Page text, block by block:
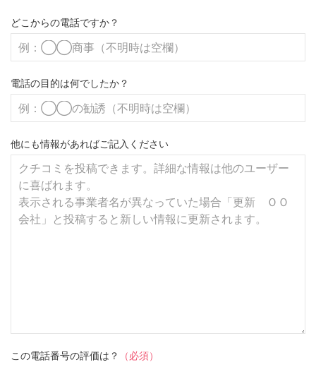
どこからの電話ですか？
電話の目的は何でしたか？
他にも情報があればご記入ください
この電話番号の評価は？ （必須）